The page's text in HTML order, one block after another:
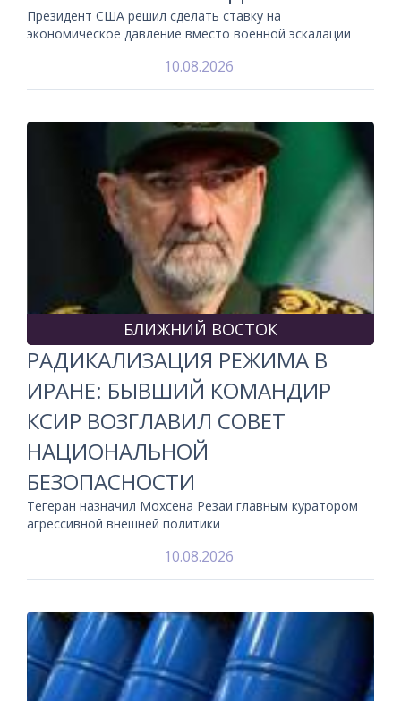
Президент США решил сделать ставку на
экономическое давление вместо военной эскалации
10.08.2026
БЛИЖНИЙ ВОСТОК
РАДИКАЛИЗАЦИЯ РЕЖИМА В
ИРАНЕ: БЫВШИЙ КОМАНДИР
КСИР ВОЗГЛАВИЛ СОВЕТ
НАЦИОНАЛЬНОЙ
БЕЗОПАСНОСТИ
Тегеран назначил Мохсена Резаи главным куратором
агрессивной внешней политики
10.08.2026